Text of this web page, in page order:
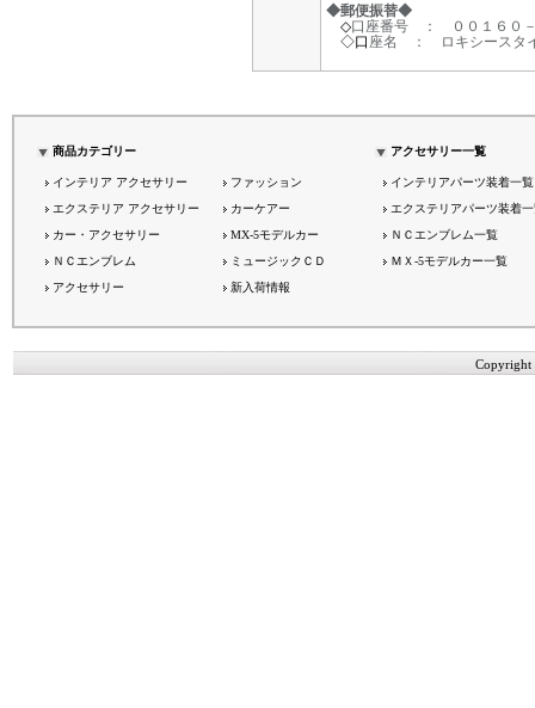
◆郵便振替◆
◇口座番号 ： ００１６０－
◇口 座名 ： ロキシースタ
商品カテゴリー アクセサリー一覧
インテリア アクセサリー ファッション
インテリアパーツ装着一覧
エクステリア アクセサリー
カーケアー
エクステリアパーツ装着
カー・アクセサリー
MX-5モデルカー
ＮＣエンブレム一覧
ＮＣエンブレム
ミュージックＣＤ
ＭＸ-5モデルカー一覧
アクセサリー
新入荷情報
Copyright